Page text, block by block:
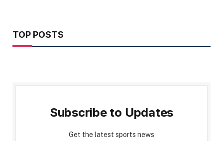
TOP POSTS
Subscribe to Updates
Get the latest sports news